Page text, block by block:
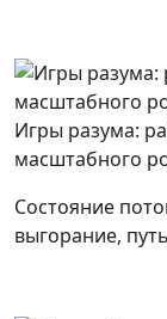
Игры разума:
масштабного
Состояние
выгорание,